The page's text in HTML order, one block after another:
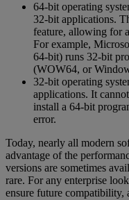
64-bit operating
32-bit applications.
feature, allowing for
For example,
64-bit) runs 32-bit
(WOW64, or
32-bit operating
applications. It
install a 64-bit
error.
Today, nearly all modern
advantage of the
versions are sometimes
rare. For any enterprise
ensure future compatibility,